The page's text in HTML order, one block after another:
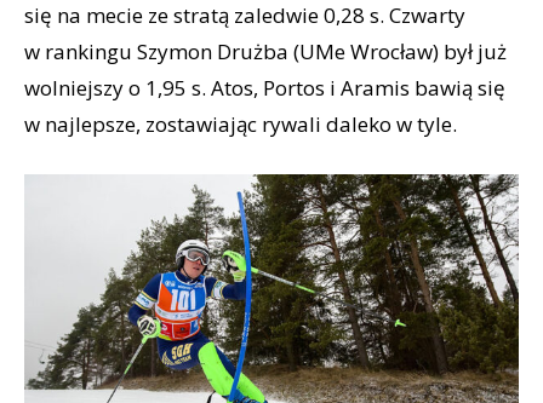
się na mecie ze stratą zaledwie 0,28 s. Czwarty
w rankingu Szymon Drużba (UMe Wrocław) był już
wolniejszy o 1,95 s. Atos, Portos i Aramis bawią się
w najlepsze, zostawiając rywali daleko w tyle.